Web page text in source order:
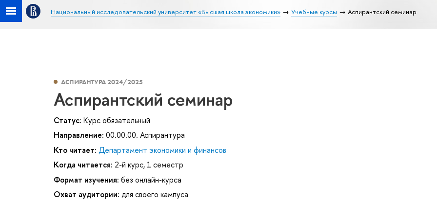
Национальный исследовательский университет «Высшая школа экономики» Учебные курсы Аспирантский семинар
АСПИРАНТУРА 2024/2025
Аспирантский семинар
Статус: Курс обязательный
Направление: 00.00.00. Аспирантура
Кто читает: Департамент экономики и финансов
Когда читается: 2-й курс, 1 семестр
Формат изучения: без онлайн-курса
Охват аудитории: для своего кампуса